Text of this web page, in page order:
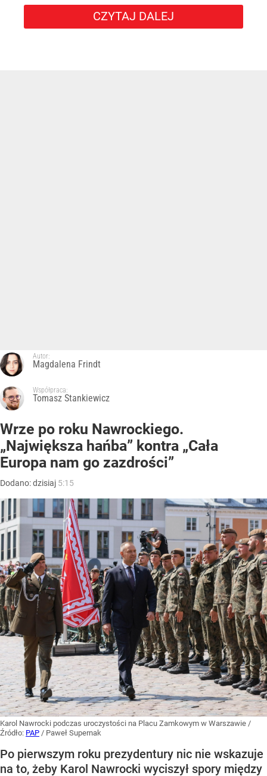
CZYTAJ DALEJ
Autor:
Magdalena Frindt
Współpraca:
Tomasz Stankiewicz
Wrze po roku Nawrockiego.
„Największa hańba” kontra „Cała
Europa nam go zazdrości”
Dodano:dzisiaj 5:15
Karol Nawrocki podczas uroczystości na Placu Zamkowym w Warszawie /
Źródło: PAP / Paweł Supernak
Po pierwszym roku prezydentury nic nie wskazuje
na to, żeby Karol Nawrocki wyciszył spory między